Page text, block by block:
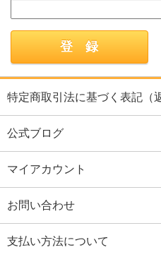
特定商取引法に基づく表記（
公式ブログ
マイアカウント
お問い合わせ
支払い方法について